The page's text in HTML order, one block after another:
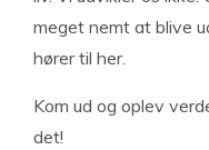
meget nemt at blive
hører til her.
Kom ud og oplev
det!